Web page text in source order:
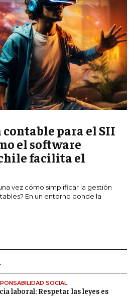
para el SII
el software
facilita el
vez cómo simplificar la gestión
En un entorno donde la
SOCIAL
laboral: Respetar las leyes es